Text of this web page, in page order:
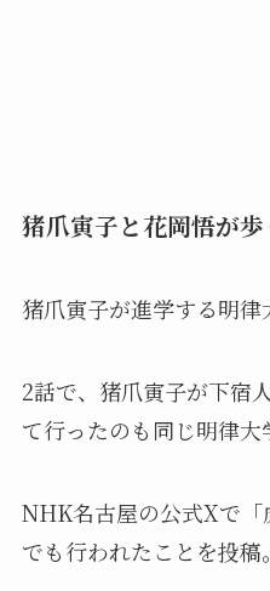
猪爪寅子と花岡悟が
猪爪寅子が進学する明律
2話で、猪爪寅子が下宿
て行ったのも同じ明律大
NHK名古屋の公式Xで
でも行われたことを投稿。